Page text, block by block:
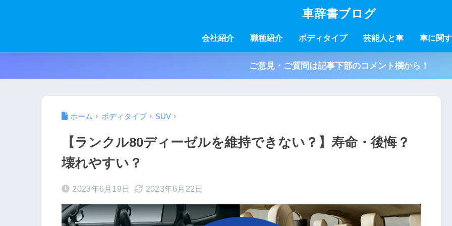
車辞書ブログ
会社紹介 職種紹介 ボディタイプ 芸能人と車 車に関
ご意見・ご質問は記事下部のコメント欄から！
ホーム ボディタイプ SUV
【ランクル80ディーゼルを維持できない？】寿命・後悔？
壊れやすい？
2023年6月19日 2023年6月22日